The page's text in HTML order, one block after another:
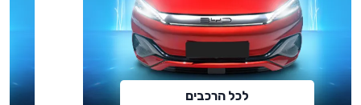
לכל הרכבים